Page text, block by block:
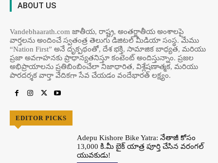
ABOUT US
Vandebhaarath.com జాతీయ, రాష్ట్ర, అంతర్జాతీయ అంశాలపై
వార్తలను అందించే స్వతంత్ర తెలుగు డిజిటల్ మీడియా సంస్థ. మేము
“Nation First” అనే దృక్పథంతో, దేశ భక్తి, సామాజిక బాధ్యత, మరియు
ప్రజా అవగాహనకు ప్రాధాన్యతనిస్తూ కంటెంట్ అందిస్తున్నాం. ప్రజల
అభిప్రాయాలను ప్రతిబింబించేలా నిజాధారిత, విశ్లేషణాత్మక, మరియు
పారదర్శక వార్తా వేదికగా సేవ చేయడం వందేభార‌త్ ల‌క్ష్యం.
EDITOR PICKS
Adepu Kishore Bike Yatra: నేతాజీ కోసం
13,000 కి.మీ బైక్ యాత్ర పూర్తి చేసిన వరంగల్
యువకుడు!